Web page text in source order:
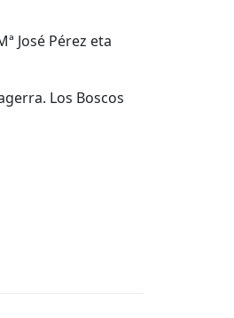
José Pérez eta
Los Boscos